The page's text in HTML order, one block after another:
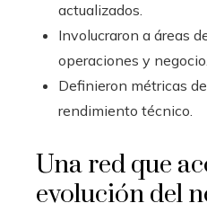
actualizados.
Involucraron a áreas
operaciones y negocio.
Definieron métricas
rendimiento técnico.
Una red que
evolución del